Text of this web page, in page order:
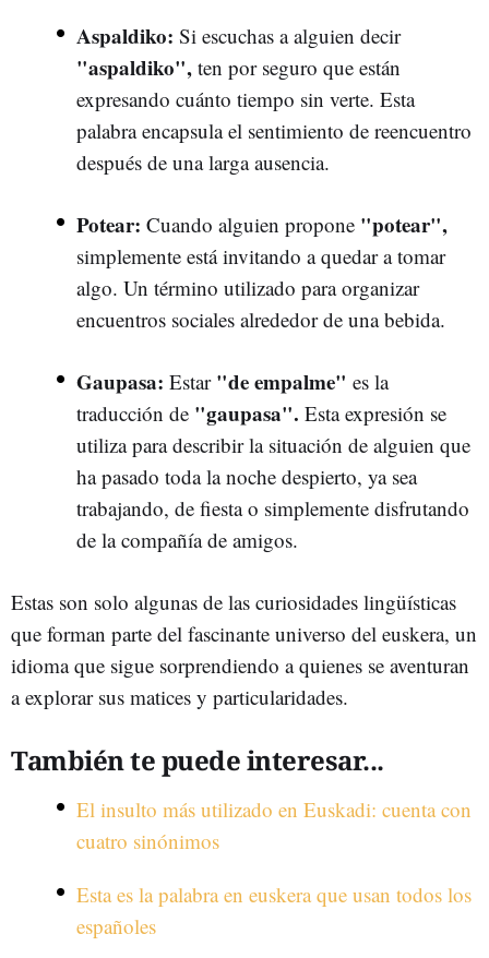
Aspaldiko: Si escuchas a alguien decir
"aspaldiko", ten por seguro que están
expresando cuánto tiempo sin verte. Esta
palabra encapsula el sentimiento de reencuentro
después de una larga ausencia.
Potear: Cuando alguien propone "potear",
simplemente está invitando a quedar a tomar
algo. Un término utilizado para organizar
encuentros sociales alrededor de una bebida.
Gaupasa: Estar"de empalme" es la
traducción de "gaupasa". Esta expresión se
utiliza para describir la situación de alguien que
ha pasado toda la noche despierto, ya sea
trabajando, de fiesta o simplemente disfrutando
de la compañía de amigos.
Estas son solo algunas de las curiosidades lingüísticas
que forman parte del fascinante universo del euskera, un
idioma que sigue sorprendiendo a quienes se aventuran
a explorar sus matices y particularidades.
También te puede interesar...
El insulto más utilizado en Euskadi: cuenta con
cuatro sinónimos
Esta es la palabra en euskera que usan todos los
españoles